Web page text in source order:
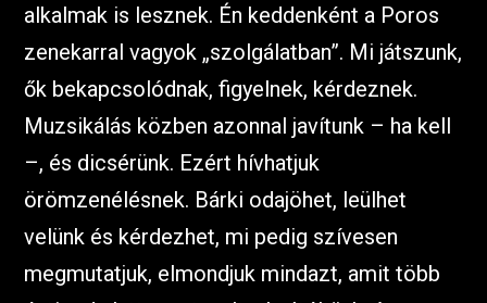
alkalmak is lesznek. Én keddenként a Poros
zenekarral vagyok „szolgálatban”. Mi játszunk,
ők bekapcsolódnak, figyelnek, kérdeznek.
Muzsikálás közben azonnal javítunk – ha kell
–, és dicsérünk. Ezért hívhatjuk
örömzenélésnek. Bárki odajöhet, leülhet
velünk és kérdezhet, mi pedig szívesen
megmutatjuk, elmondjuk mindazt, amit több